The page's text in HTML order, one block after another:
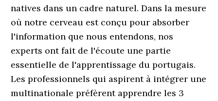
natives dans un cadre naturel. Dans la mesure
où notre cerveau est conçu pour absorber
l'information que nous entendons, nos
experts ont fait de l'écoute une partie
essentielle de l'apprentissage du portugais.
Les professionnels qui aspirent à intégrer une
multinationale préfèrent apprendre les 3